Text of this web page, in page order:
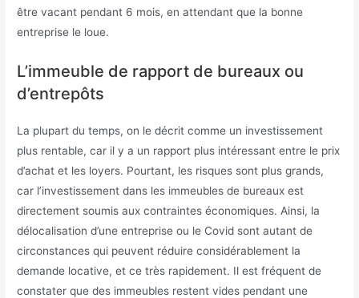
être vacant pendant 6 mois, en attendant que la bonne
entreprise le loue.
L’immeuble de rapport de bureaux ou
d’entrepôts
La plupart du temps, on le décrit comme un investissement
plus rentable, car il y a un rapport plus intéressant entre le prix
d’achat et les loyers. Pourtant, les risques sont plus grands,
car l’investissement dans les immeubles de bureaux est
directement soumis aux contraintes économiques. Ainsi, la
délocalisation d’une entreprise ou le Covid sont autant de
circonstances qui peuvent réduire considérablement la
demande locative, et ce très rapidement. Il est fréquent de
constater que des immeubles restent vides pendant une